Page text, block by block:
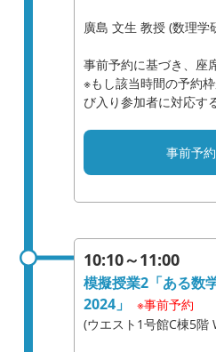
廣島 文生 教授 (数理学
事前予約に基づき、座
※もし該当時間の予約
び入り参加者に対応す
事前予
10:10～11:00
模擬授業2「ある数
2024」
※事前予約
(ウエスト1号館C棟5階